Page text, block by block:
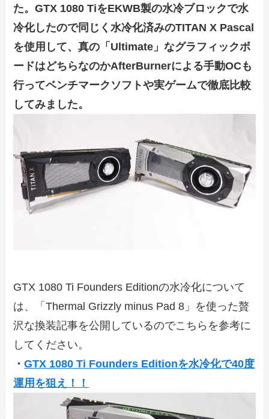
た。GTX 1080 TiをEKWB製の水冷ブロックで水
冷化したので同じく水冷化済みのTITAN X Pascal
を使用して、真の「Ultimate」なグラフィックボ
ードはどちらなのかAfterBurnerによる手動OCも
行ってベンチマークソフトや実ゲームで徹底比較
してみました。
GTX 1080 Ti Founders Editionの水冷化について
は、「Thermal Grizzly minus Pad 8」を使った贅
沢な換装記事を公開しているのでこちらを参考に
してください。
・GTX 1080 Ti Founders Editionを水冷化で40度
運用を狙え！！